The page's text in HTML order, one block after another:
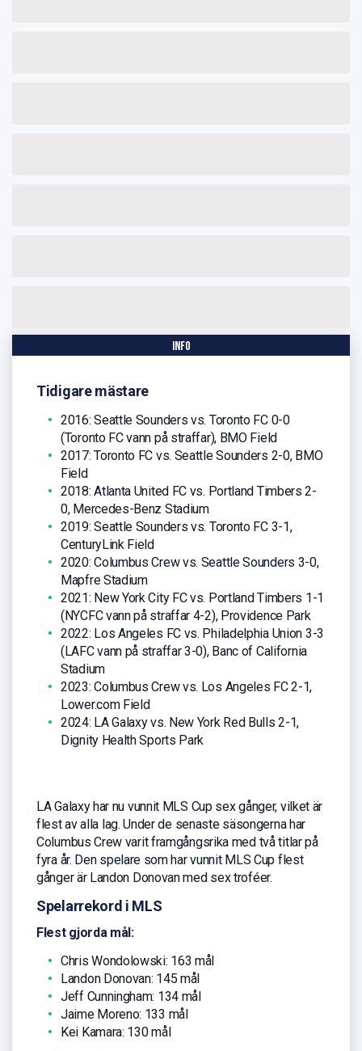
info
Tidigare mästare
2016: Seattle Sounders vs. Toronto FC 0-0
(Toronto FC vann på straffar), BMO Field
2017: Toronto FC vs. Seattle Sounders 2-0, BMO
Field
2018: Atlanta United FC vs. Portland Timbers 2-
0, Mercedes-Benz Stadium
2019: Seattle Sounders vs. Toronto FC 3-1,
CenturyLink Field
2020: Columbus Crew vs. Seattle Sounders 3-0,
Mapfre Stadium
2021: New York City FC vs. Portland Timbers 1-1
(NYCFC vann på straffar 4-2), Providence Park
2022: Los Angeles FC vs. Philadelphia Union 3-3
(LAFC vann på straffar 3-0), Banc of California
Stadium
2023: Columbus Crew vs. Los Angeles FC 2-1,
Lower.com Field
2024: LA Galaxy vs. New York Red Bulls 2-1,
Dignity Health Sports Park
LA Galaxy har nu vunnit MLS Cup sex gånger, vilket är
flest av alla lag. Under de senaste säsongerna har
Columbus Crew varit framgångsrika med två titlar på
fyra år. Den spelare som har vunnit MLS Cup flest
gånger är Landon Donovan med sex troféer.
Spelarrekord i MLS
Flest gjorda mål:
Chris Wondolowski: 163 mål
Landon Donovan: 145 mål
Jeff Cunningham: 134 mål
Jaime Moreno: 133 mål
Kei Kamara: 130 mål